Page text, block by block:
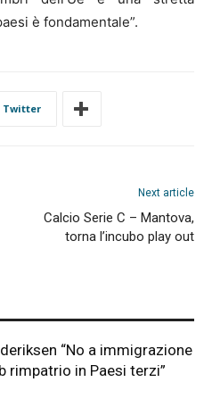
è fondamentale”.
Twitter
Next article
Calcio Serie C – Mantova,
torna l’incubo play out
“No a immigrazione
rimpatrio in Paesi terzi”